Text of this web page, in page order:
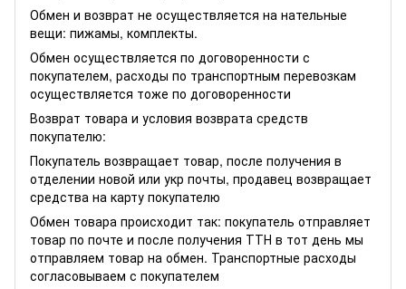
Обмен и возврат не осуществляется на нательные
вещи: пижамы, комплекты.
Обмен осуществляется по договоренности с
покупателем, расходы по транспортным перевозкам
осуществляется тоже по договоренности
Возврат товара и условия возврата средств
покупателю:
Покупатель возвращает товар, после получения в
отделении новой или укр почты, продавец возвращает
средства на карту покупателю
Обмен товара происходит так: покупатель отправляет
товар по почте и после получения ТТН в тот день мы
отправляем товар на обмен. Транспортные расходы
согласовываем с покупателем